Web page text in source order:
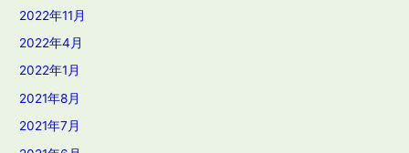
2022年11月
2022年4月
2022年1月
2021年8月
2021年7月